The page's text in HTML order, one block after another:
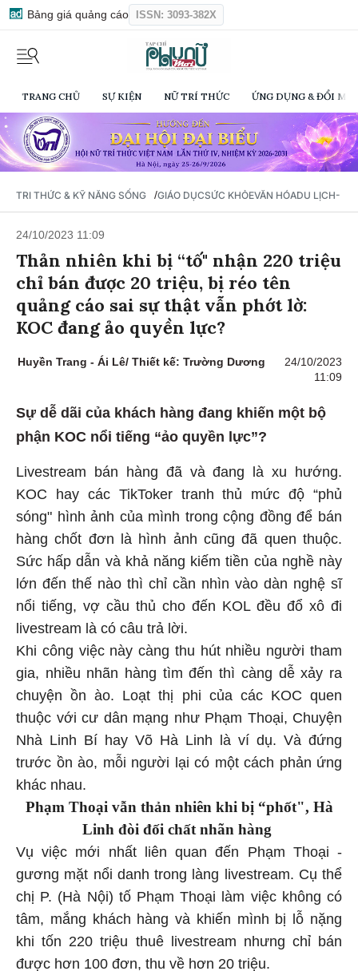
Bảng giá quảng cáo ISSN: 3093-382X
TRANG CHỦ SỰ KIỆN NỮ TRÍ THỨC ỨNG DỤNG & ĐỔI
TRI THỨC & KỸ NĂNG SỐNG /GIÁO DỤCSỨC KHỎEVĂN HÓADU LỊCH-
24/10/2023 11:09
Thản nhiên khi bị “tố" nhận 220 triệu
chỉ bán được 20 triệu, bị réo tên
quảng cáo sai sự thật vẫn phớt lờ:
KOC đang ảo quyền lực?
Huyền Trang - Ái Lê/ Thiết kế: Trường Dương
24/10/2023
11:09
Sự dễ dãi của khách hàng đang khiến một bộ
phận KOC nổi tiếng “ảo quyền lực”?
Livestream bán hàng đã và đang là xu hướng.
KOC hay các TikToker tranh thủ mức độ “phủ
sóng" hình ảnh của mình trong cộng đồng để bán
hàng chốt đơn là hình ảnh cũng đã quen thuộc.
Sức hấp dẫn và khả năng kiếm tiền của nghề này
lớn đến thế nào thì chỉ cần nhìn vào dàn nghệ sĩ
nổi tiếng, vợ cầu thủ cho đến KOL đều đổ xô đi
livestream là có câu trả lời.
Khi công việc này càng thu hút nhiều người tham
gia, nhiều nhãn hàng tìm đến thì càng dễ xảy ra
chuyện ồn ào. Loạt thị phi của các KOC quen
thuộc với cư dân mạng như Phạm Thoại, Chuyện
Nhà Linh Bí hay Võ Hà Linh là ví dụ. Và đứng
trước ồn ào, mỗi người lại có một cách phản ứng
khác nhau.
Phạm Thoại vẫn thản nhiên khi bị “phốt", Hà
Linh đòi đối chất nhãn hàng
Vụ việc mới nhất liên quan đến Phạm Thoại -
gương mặt nổi danh trong làng livestream. Cụ thể
chị P. (Hà Nội) tố Phạm Thoại làm việc không có
tâm, mắng khách hàng và khiến mình bị lỗ nặng
khi tốn 220 triệu thuê livestream nhưng chỉ bán
được hơn 100 đơn, thu về hơn 20 triệu.